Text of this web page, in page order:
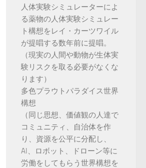
人体実験シミュレーターによ
る薬物の人体実験シミュレー
ト構想をレイ・カーツワイル
が提唱する数年前に提唱。
（現実の人間や動物が生体実
験リスクを取る必要がなくな
ります）
多色プラウトパラダイス世界
構想
（同じ思想、価値観の人達で
コミュニティ、自治体を作
り、資源を公平に分配し、
AI、ロボット、ドローン等に
労働をしてもらう世界構想を